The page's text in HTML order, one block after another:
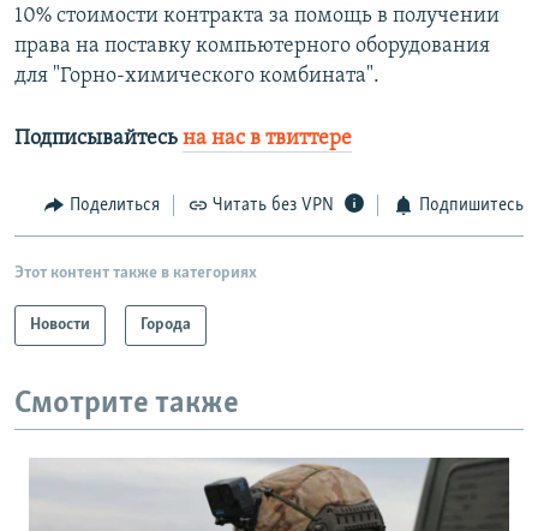
10% стоимости контракта за помощь в получении
права на поставку компьютерного оборудования
для "Горно-химического комбината".
Подписывайтесь на нас в твиттере
Поделиться Читать без VPN Подпишитесь
Этот контент также в категориях
Новости Города
Смотрите также